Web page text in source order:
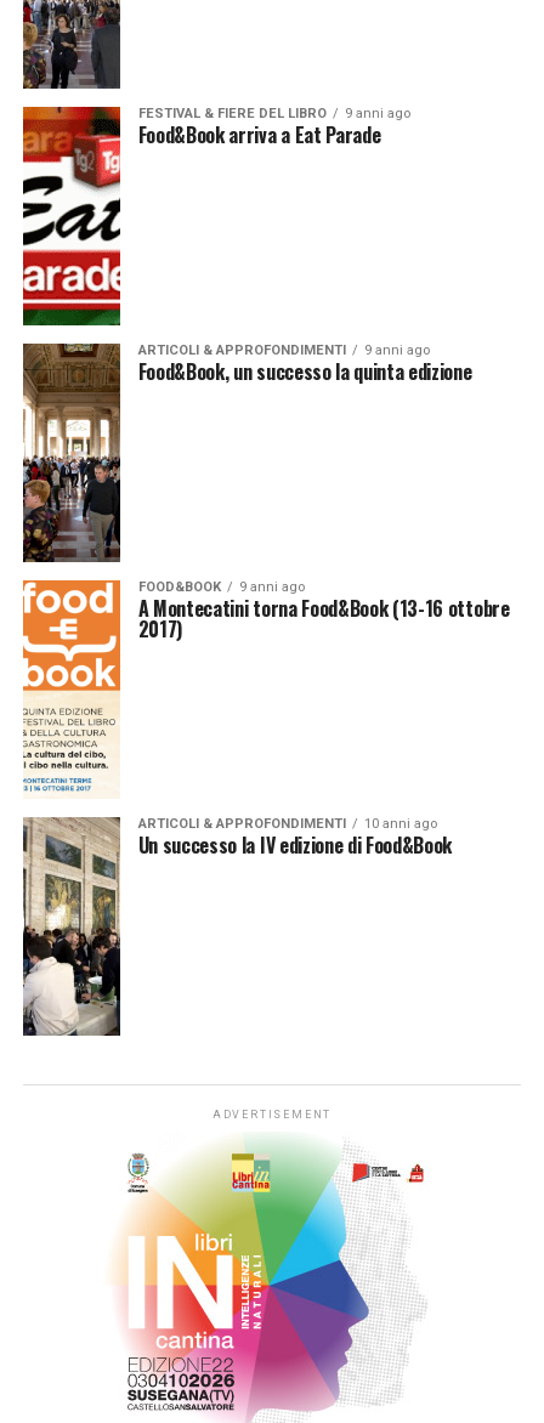
FESTIVAL & FIERE DEL LIBRO 9 anni ago
Food&Book arriva a Eat Parade
ARTICOLI & APPROFONDIMENTI 9 anni ago
Food&Book, un successo la quinta edizione
FOOD&BOOK 9 anni ago
A Montecatini torna Food&Book (13-16 ottobre
2017)
ARTICOLI & APPROFONDIMENTI 10 anni ago
Un successo la IV edizione di Food&Book
ADVERTISEMENT